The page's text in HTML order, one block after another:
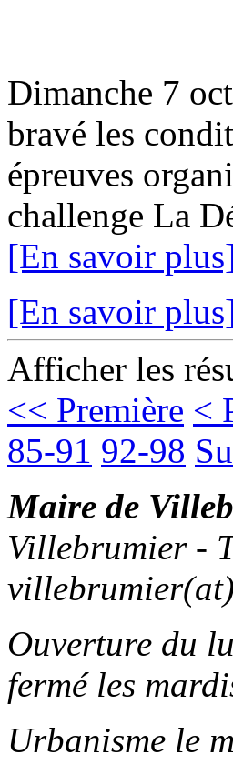
Dimanche 7
bravé les
épreuves
challenge La
[En savoir
[En savoir
Afficher les
<< Première <
85-91 92-98
Maire de
Villebrumier -
Ouverture du
fermé les
Urbanisme le